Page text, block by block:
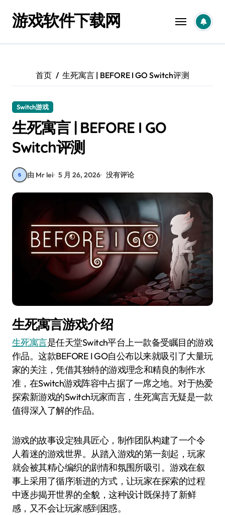
游戏软件下载网
首页 生死寓言 | BEFORE I GO Switch评测
Switch游戏
生死寓言 | BEFORE I GO
Switch评测
由 Mr lei 5 月 26, 2026 没有评论
生死寓言游戏介绍
生死寓言是任天堂Switch平台上一款备受瞩目的游戏
作品。这款BEFORE I GO自公布以来就吸引了大量玩
家的关注，凭借其独特的游戏理念和精良的制作水
准，在Switch游戏阵容中占据了一席之地。对于热爱
探索新游戏的Switch玩家而言，生死寓言无疑是一款
值得深入了解的作品。
游戏的故事设定独具匠心，制作团队构建了一个令
人着迷的游戏世界。从踏入游戏的第一刻起，玩家
就会被其精心编织的剧情和氛围所吸引。游戏在叙
事上采用了循序渐进的方式，让玩家在探索的过程
中逐步揭开世界的全貌，这种设计既保持了新鲜
感，又不会让玩家感到困惑。